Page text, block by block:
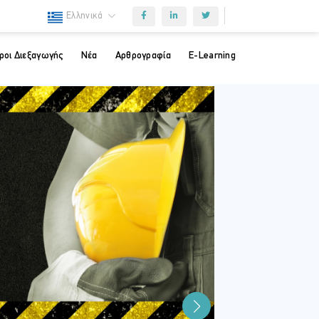
Ελληνικά
Διεξαγωγής Νέα Αρθρογραφία E-Learning